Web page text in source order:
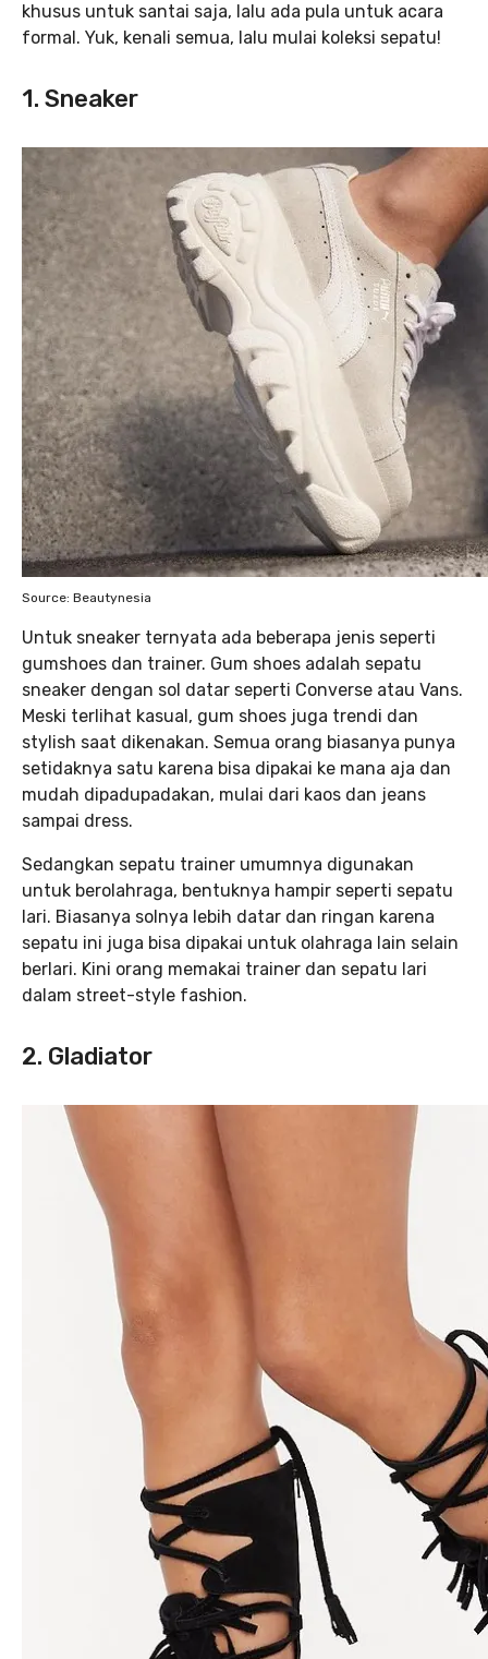
khusus untuk santai saja, lalu ada pula untuk acara
formal. Yuk, kenali semua, lalu mulai koleksi sepatu!
1. Sneaker
Source: Beautynesia
Untuk sneaker ternyata ada beberapa jenis seperti
gumshoes dan trainer. Gum shoes adalah sepatu
sneaker dengan sol datar seperti Converse atau Vans.
Meski terlihat kasual, gum shoes juga trendi dan
stylish saat dikenakan. Semua orang biasanya punya
setidaknya satu karena bisa dipakai ke mana aja dan
mudah dipadupadakan, mulai dari kaos dan jeans
sampai dress.
Sedangkan sepatu trainer umumnya digunakan
untuk berolahraga, bentuknya hampir seperti sepatu
lari. Biasanya solnya lebih datar dan ringan karena
sepatu ini juga bisa dipakai untuk olahraga lain selain
berlari. Kini orang memakai trainer dan sepatu lari
dalam street-style fashion.
2. Gladiator